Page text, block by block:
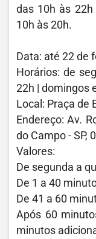
das 10h às
10h às 20h.
Data: até 22 de
Horários: de
22h | domingos
Local: Praça de
Endereço: Av.
do Campo - SP,
Valores:
De segunda a
De 1 a 40
De 41 a 60
Após 60
minutos